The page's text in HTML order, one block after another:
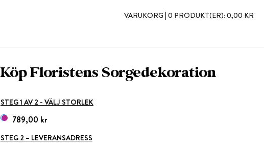
VARUKORG | 0 PRODUKT(ER): 0,00 KR
Köp Floristens Sorgedekoration
STEG 1 AV 2 - VÄLJ STORLEK
789,00 kr
STEG 2 – LEVERANSADRESS